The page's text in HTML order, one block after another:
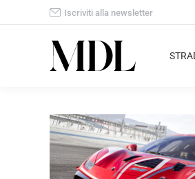
Iscriviti alla newsletter